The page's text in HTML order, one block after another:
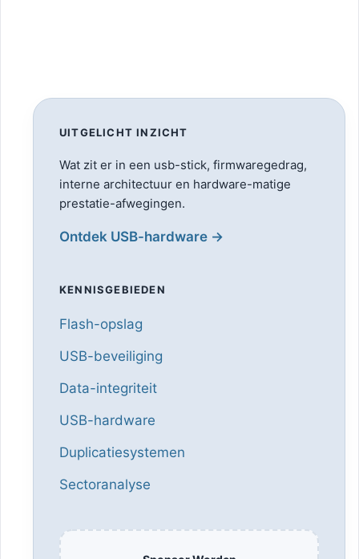
UITGELICHT INZICHT
Wat zit er in een usb-stick, firmwaregedrag,
interne architectuur en hardware-matige
prestatie-afwegingen.
Ontdek USB-hardware →
KENNISGEBIEDEN
Flash-opslag
USB-beveiliging
Data-integriteit
USB-hardware
Duplicatiesystemen
Sectoranalyse